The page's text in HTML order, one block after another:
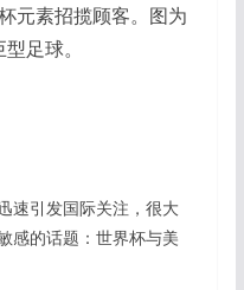
元素招揽顾客。图为
足球。
引发国际关注，很大
感的话题：世界杯与美